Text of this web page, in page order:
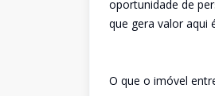
oportunidade de
que gera valor aqui
O que o imóvel